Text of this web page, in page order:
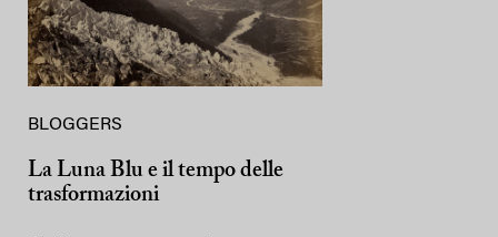
BLOGGERS
La Luna Blu e il tempo delle
trasformazioni